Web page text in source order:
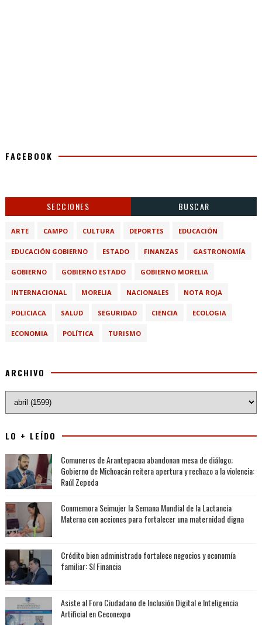
FACEBOOK
SECCIONES BUSCAR
ARTE CAMPO CULTURA DEPORTES EDUCACIÓN
EDUCACIÓN GOBIERNO ESTADO FINANZAS GASTRONOMÍA
GOBIERNO GOBIERNO ESTADO GOBIERNO MORELIA
INTERNACIONAL MORELIA NACIONALES NOTA ROJA
POLICIACA SALUD SEGURIDAD CIENCIA ECOLOGIA
ECONOMIA POLÍTICA TURISMO
ARCHIVO
LO + LEÍDO
Comuneros de Arantepacua abandonan mesa de diálogo;
Gobierno de Michoacán reitera apertura y rechazo a la violencia:
Raúl Zepeda
Conmemora Seimujer la Semana Mundial de la Lactancia
Materna con acciones para fortalecer una maternidad digna
Crédito bien administrado fortalece negocios y economía
familiar: Sí Financia
Asiste al Foro Ciudadano de Inclusión Digital e Inteligencia
Artificial en Ceconexpo